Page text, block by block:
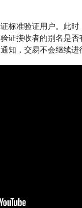
标准验证用户。此
证接收者的别名是
知，交易不会继续进